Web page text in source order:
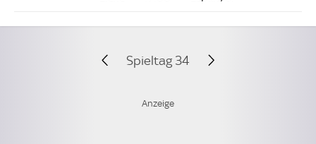
Spieltag 34